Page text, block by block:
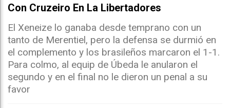
Con Cruzeiro En La Libertadores
El Xeneize lo ganaba desde temprano con un
tanto de Merentiel, pero la defensa se durmió en
el complemento y los brasileños marcaron el 1-1.
Para colmo, al equip de Úbeda le anularon el
segundo y en el final no le dieron un penal a su
favor